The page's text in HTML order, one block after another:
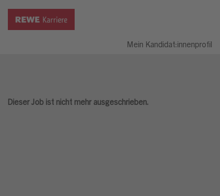
Mein Kandidat:innenprofil
Dieser Job ist nicht mehr ausgeschrieben.